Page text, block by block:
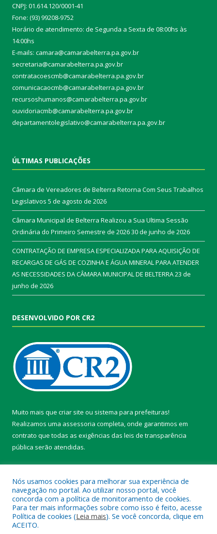
CNPJ: 01.614.120/0001-41
Fone: (93) 99208-9752
Horário de atendimento: de Segunda a Sexta de 08:00hs às
14:00hs
E-mails: camara@camarabelterra.pa.gov.br
secretaria@camarabelterra.pa.gov.br
contratacoescmb@camarabelterra.pa.gov.br
comunicacaocmb@camarabelterra.pa.gov.br
recursoshumanos@camarabelterra.pa.gov.br
ouvidoriacmb@camarabelterra.pa.gov.br
departamentolegislativo@camarabelterra.pa.gov.br
ÚLTIMAS PUBLICAÇÕES
Câmara de Vereadores de Belterra Retorna Com Seus Trabalhos
Legislativos 5 de agosto de 2026
Câmara Municipal de Belterra Realizou a Sua Ultima Sessão
Ordinária do Primeiro Semestre de 202630 de junho de 2026
CONTRATAÇÃO DE EMPRESA ESPECIALIZADA PARA AQUISIÇÃO DE
RECARGAS DE GÁS DE COZINHA E ÁGUA MINERAL PARA ATENDER
AS NECESSIDADES DA CÂMARA MUNICIPAL DE BELTERRA23 de
junho de 2026
DESENVOLVIDO POR CR2
Muito mais que criar site ou sistema para prefeituras!
Realizamos uma assessoria completa, onde garantimos em
contrato que todas as exigências das leis de transparência
pública serão atendidas.
Todos os direitos reservados a Câmara Municipal de Belterra.
Nós usamos cookies para melhorar sua experiência de
navegação no portal. Ao utilizar nosso portal, você
concorda com a política de monitoramento de cookies.
Para ter mais informações sobre como isso é feito, acesse
Política de cookies (Leia mais). Se você concorda, clique em
ACEITO.